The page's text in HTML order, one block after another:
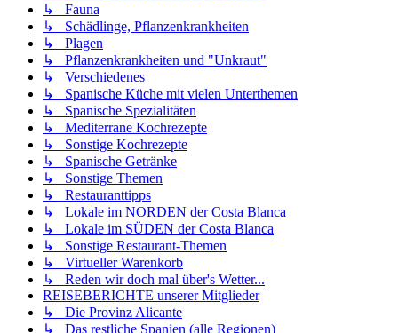
↳ Fauna
↳ Schädlinge, Pflanzenkrankheiten
↳ Plagen
↳ Pflanzenkrankheiten und "Unkraut"
↳ Verschiedenes
↳ Spanische Küche mit vielen Unterthemen
↳ Spanische Spezialitäten
↳ Mediterrane Kochrezepte
↳ Sonstige Kochrezepte
↳ Spanische Getränke
↳ Sonstige Themen
↳ Restauranttipps
↳ Lokale im NORDEN der Costa Blanca
↳ Lokale im SÜDEN der Costa Blanca
↳ Sonstige Restaurant-Themen
↳ Virtueller Warenkorb
↳ Reden wir doch mal über's Wetter...
REISEBERICHTE unserer Mitglieder
↳ Die Provinz Alicante
↳ Das restliche Spanien (alle Regionen)